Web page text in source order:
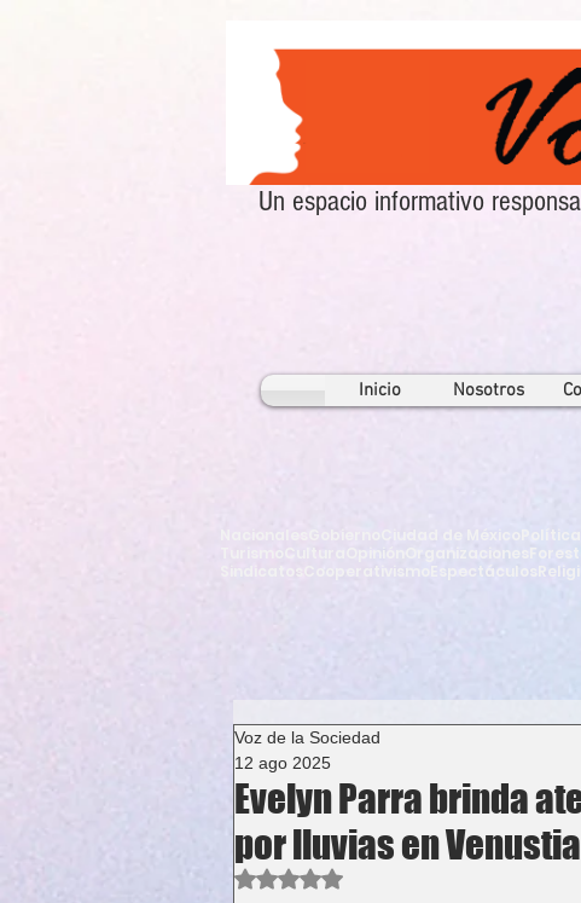
Un espacio informativo
Inicio Nosotros
Organizaciones
Sindicatos
Cooperativismo Espectáculos
Evelyn Parra brinda
por lluvias en
Voz de la Sociedad
12 ago 2025
Obtuvo NaN de 5 estrellas.